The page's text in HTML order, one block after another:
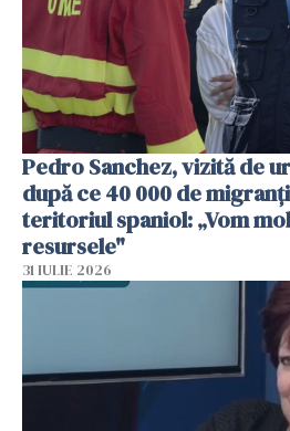
Pedro Sanchez, vizită de
după ce 40 000 de
teritoriul spaniol: „Vom
resursele"
31 IULIE 2026